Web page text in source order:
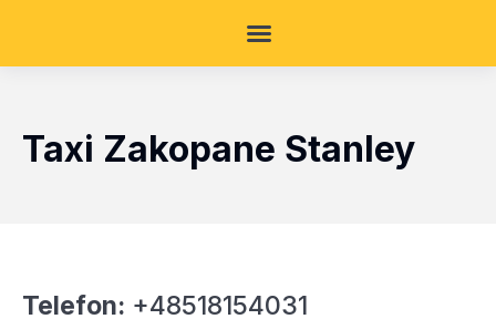
Taxi Zakopane Stanley
Telefon: +48518154031